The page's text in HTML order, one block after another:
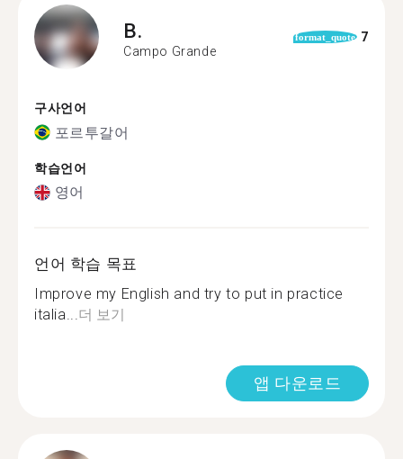
B.
Campo Grande
format_quote 7
구사언어
포르투갈어
학습언어
영어
언어 학습 목표
Improve my English and try to put in practice
italia...더 보기
앱 다운로드